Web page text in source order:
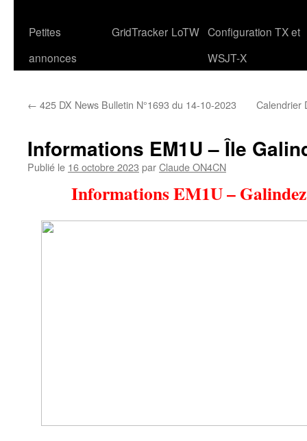
Petites
annonces
GridTracker LoTW Configuration TX et
WSJT-X
← 425 DX News Bulletin N°1693 du 14-10-2023 Calendrier
Informations EM1U – Île
Publié le 16 octobre 2023 parClaude ON4CN
Informations EM1U –